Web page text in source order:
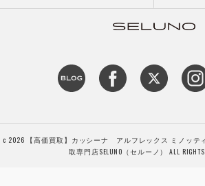
c 2026 【高価買取】カッシーナ アルフレックス ミノッテ
取専門店SELUNO（セルーノ） ALL RIGHTS